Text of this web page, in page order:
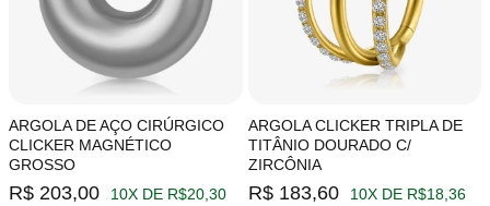
ARGOLA DE AÇO CIRÚRGICO
CLICKER MAGNÉTICO
GROSSO
R$ 203,00
10X DE R$20,30
ARGOLA CLICKER TRIPLA DE
TITÂNIO DOURADO C/
ZIRCÔNIA
R$ 183,60
10X DE R$18,36